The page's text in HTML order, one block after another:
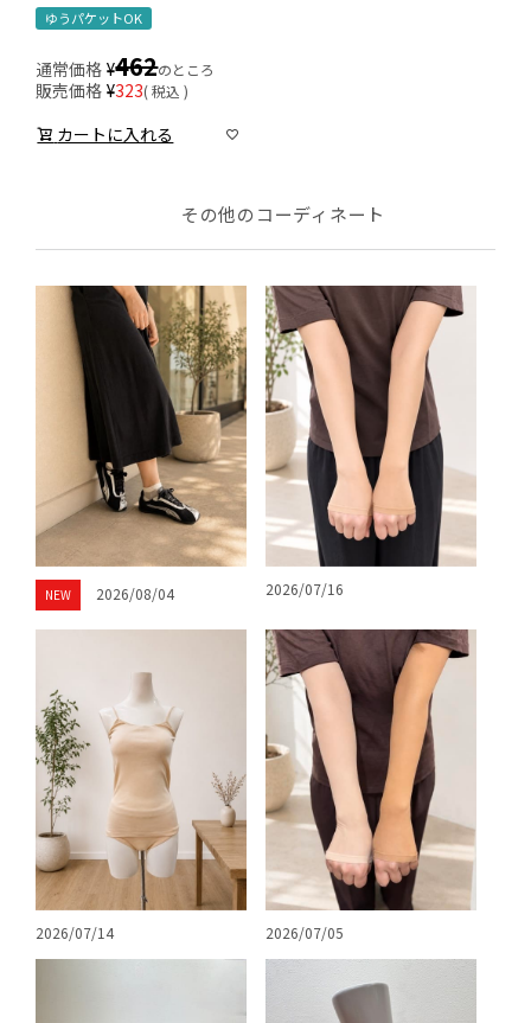
ゆうパケットOK
通常価格 ¥462のところ
販売価格 ¥323 税込
カートに入れる
その他のコーディネート
NEW 2026/08/04 2026/07/16
2026/07/14 2026/07/05